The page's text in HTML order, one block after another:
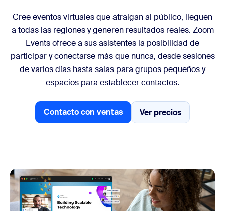
Cree eventos virtuales que atraigan al público, lleguen
a todas las regiones y generen resultados reales. Zoom
Events ofrece a sus asistentes la posibilidad de
participar y conectarse más que nunca, desde sesiones
de varios días hasta salas para grupos pequeños y
espacios para establecer contactos.
Contacto con ventas
Contacto con ventas
Ver precios
Ver precios